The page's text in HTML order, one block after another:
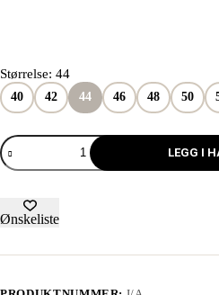
Størrelse: 44
40 42 44 46 48 50
LEGG I
Ønskeliste